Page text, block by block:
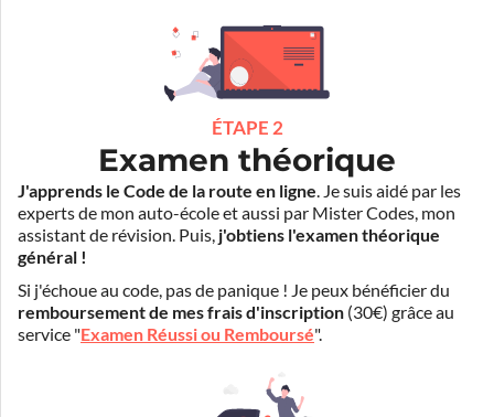
ÉTAPE 2
Examen théorique
J'apprends le Code de la route en ligne. Je suis aidé par les
experts de mon auto-école et aussi par Mister Codes, mon
assistant de révision. Puis, j'obtiens l'examen théorique
général !
Si j'échoue au code, pas de panique ! Je peux bénéficier du
remboursement de mes frais d'inscription (30€) grâce au
service "Examen Réussi ou Remboursé".